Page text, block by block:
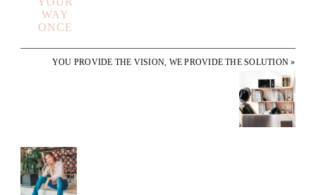
WAY
ONCE
YOU PROVIDE THE VISION, WE PROVIDE THE SOLUTION »